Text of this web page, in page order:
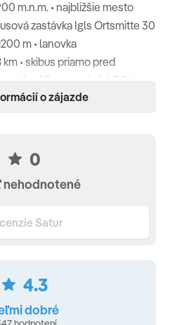
m.n.m. • najbližšie mesto
zastávka Igls Ortsmitte 30
m • lanovka
• skibus priamo pred
oblasť Patscherkofel 3,8 km
2+1(18 m², maželská
• Dvojlôžková izba Štandard
o zájazde
0
nehodnotené
Satur
4.3
dobré